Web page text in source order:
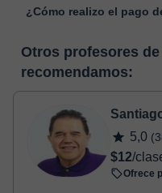
desarrollada para el ámbito
pizarra virtual o el editor de
enlace puedes ver una
virtual
¿Cómo realizo el pago
horas, podrás realizar el
Tienes dos opciones para
- Tarjeta de crédito.
Una vez realices el pago de
confirmación de la reserva.
Otros profesores
recomendamos:
5,0
$12/
Ofrece